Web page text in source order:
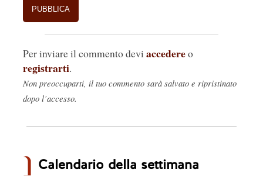
Per inviare il commento devi accedereo
registrarti.
Non preoccuparti, il tuo commento sarà salvato e ripristinato
dopo l’accesso.
Calendario della settimana